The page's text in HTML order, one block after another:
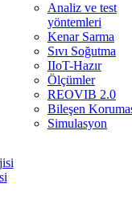
Analiz ve test
yöntemleri
Kenar Sarma
Sıvı Soğutma
IIoT-Hazır
Ölçümler
REOVIB 2.0
Bileşen
Simulasyon